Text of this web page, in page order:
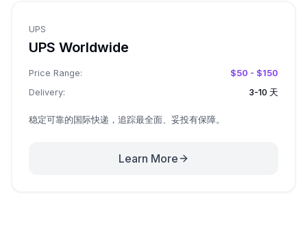
UPS
UPS Worldwide
Price Range:
$50 - $150
Delivery:
3-10 天
稳定可靠的国际快递，追踪最全面、妥投有保障。
Learn More